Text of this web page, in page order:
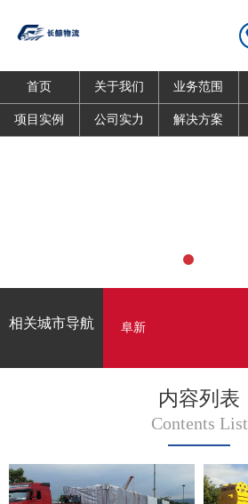
首页 关于我们 业务范围
项目实例 公司实力 解决方案
相关城市导航 阜新
内容列表
Contents List